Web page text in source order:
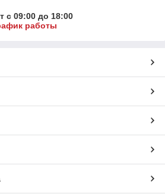
с 09:00 до 18:00
работы